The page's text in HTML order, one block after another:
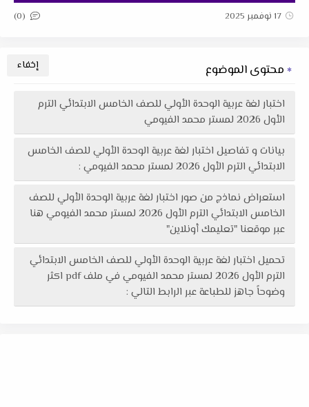
17 نوفمبر 2025 (0)
محتوى الموضوع
اختبار لغة عربية الوحدة الأولي للصف الخامس الابتدائي الترم
الأول 2026 لمستر محمد الفيومي
بيانات و تفاصيل اختبار لغة عربية الوحدة الأولي للصف الخامس
الابتدائي الترم الأول 2026 لمستر محمد الفيومي :
استعراض نماذج من صور اختبار لغة عربية الوحدة الأولي للصف
الخامس الابتدائي الترم الأول 2026 لمستر محمد الفيومي هنا
عبر موقعنا "تعليمك أونلاين"
تحميل اختبار لغة عربية الوحدة الأولي للصف الخامس الابتدائي
الترم الأول 2026 لمستر محمد الفيومي في ملف pdf اكثر
وضوحاً جاهز للطباعة عبر الرابط التالي :